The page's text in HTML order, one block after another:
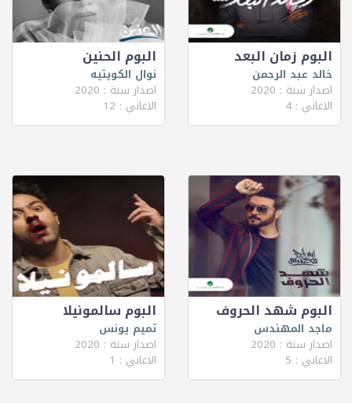
البوم زمان البعد
خالد عبد الرحمن
اصدار سنة : 2020
الاغاني : 4
البوم الحنين
نوال الكويتيه
اصدار سنة : 2020
الاغاني : 12
البوم شهد الحروف
ماجد المهندس
اصدار سنة : 2020
الاغاني : 5
البوم سالمونيلا
تميم يونس
اصدار سنة : 2020
الاغاني : 1